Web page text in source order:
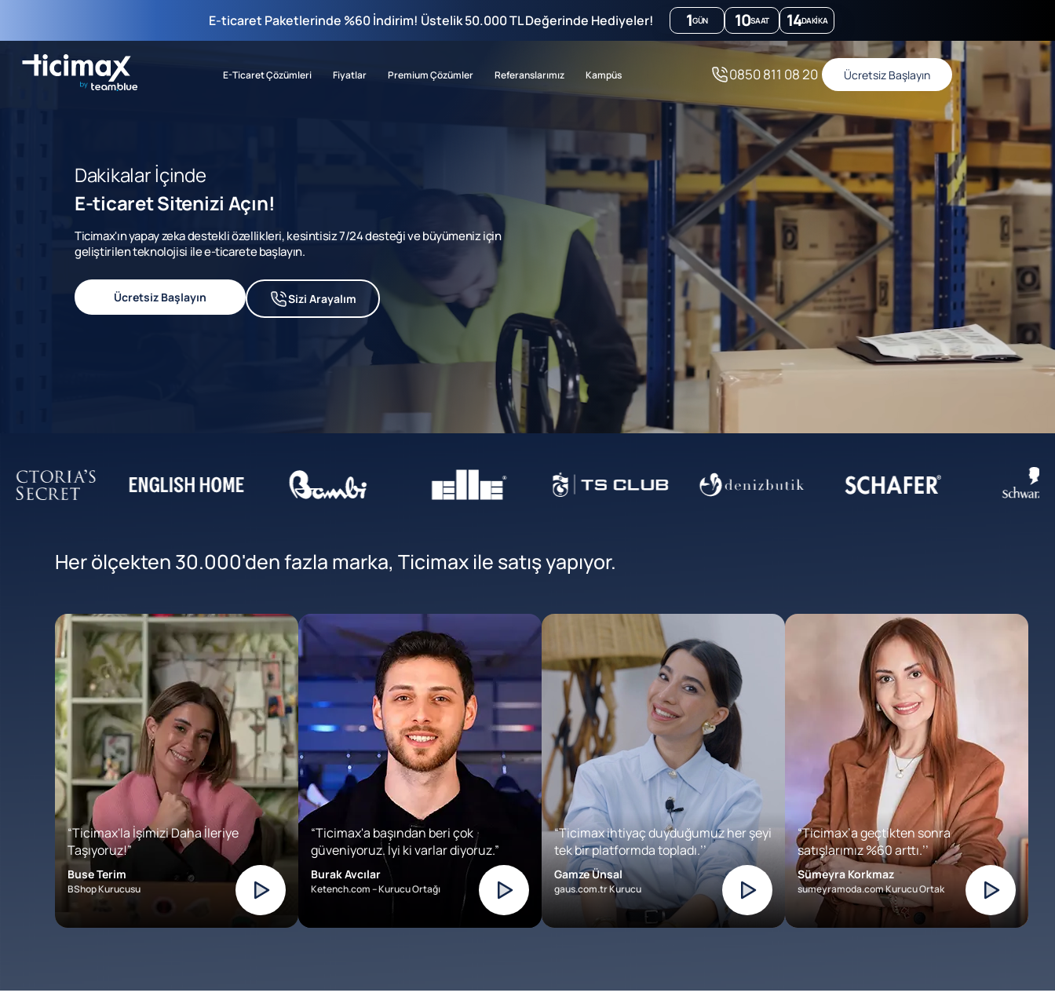
E-ticaret Paketlerinde %60 İndirim! Üstelik 50.000 TL Değerinde Hediyeler! 1GÜN 10SAAT 14DAKIKA
E-Ticaret Çözümleri Fiyatlar Premium Çözümler Referanslarımız Kampüs 0850 811 08 20 Ücretsiz Başlayın
Dakikalar İçinde
E-ticaret Sitenizi Açın!
Ticimax'ın yapay zeka destekli özellikleri, kesintisiz 7/24 desteği ve büyümeniz için
geliştirilen teknolojisi ile e-ticarete başlayın.
Ücretsiz Başlayın Sizi Arayalım
Her ölçekten 30.000'den fazla marka, Ticimax ile satış yapıyor.
“Ticimax'la İşimizi Daha İleriye
Taşıyoruz!”
Buse Terim
BShop Kurucusu
“Ticimax'a başından beri çok
güveniyoruz. İyi ki varlar diyoruz.”
Burak Avcılar
Ketench.com – Kurucu Ortağı
“Ticimax ihtiyaç duyduğumuz her şeyi
tek bir platformda topladı.’’
Gamze Ünsal
gaus.com.tr Kurucu
“Ticimax’a geçtikten sonra
satışlarımız %60 arttı.’’
Sümeyra Korkmaz
sumeyramoda.com Kurucu Ortak